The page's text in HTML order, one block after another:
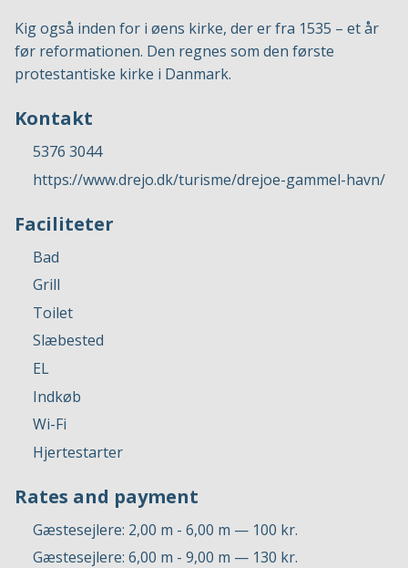
Kig også inden for i øens kirke, der er fra 1535 – et år
før reformationen. Den regnes som den første
protestantiske kirke i Danmark.
Kontakt
5376 3044
https://www.drejo.dk/turisme/drejoe-gammel-havn/
Faciliteter
Bad
Grill
Toilet
Slæbested
EL
Indkøb
Wi-Fi
Hjertestarter
Rates and payment
Gæstesejlere: 2,00 m - 6,00 m — 100 kr.
Gæstesejlere: 6,00 m - 9,00 m — 130 kr.